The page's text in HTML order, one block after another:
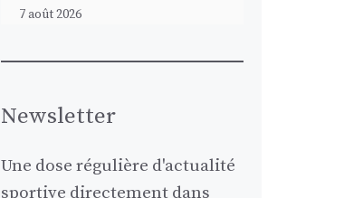
7 août 2026
Newsletter
Une dose régulière d'actualité
sportive directement dans